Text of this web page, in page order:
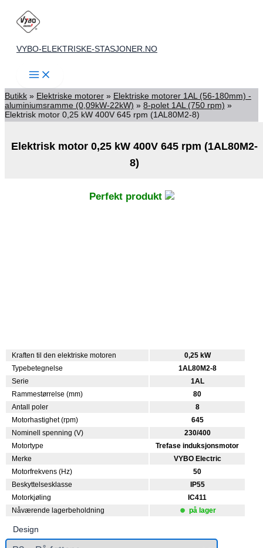
Skip
content
VYBO-ELEKTRISKE-STASJONER.NO
Butikk » Elektriske motorer » Elektriske motorer 1AL (56-180mm) -
aluminiumsramme (0,09kW-22kW) » 8-polet 1AL (750 rpm) »
Elektrisk motor 0,25 kW 400V 645 rpm (1AL80M2-8)
Elektrisk motor 0,25 kW 400V 645 rpm (1AL80M2-
8)
Perfekt produkt
Kraften til den elektriske motoren
0,25 kW
Typebetegnelse
1AL80M2-8
Serie
1AL
Rammestørrelse (mm)
80
Antall poler
8
Motorhastighet (rpm)
645
Nominell spenning (V)
230/400
Motortype
Trefase induksjonsmotor
Merke
VYBO Electric
Motorfrekvens (Hz)
50
Beskyttelsesklasse
IP55
Motorkjøling
IC411
Nåværende lagerbeholdning
på lager
Design